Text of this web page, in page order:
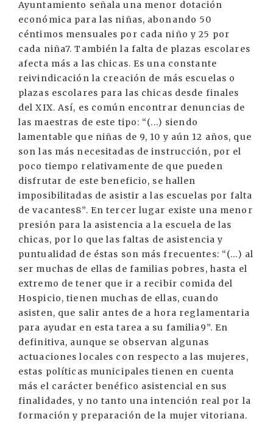
Ayuntamiento señala una menor dotación
económica para las niñas, abonando 50
céntimos mensuales por cada niño y 25 por
cada niña7. También la falta de plazas escolares
afecta más a las chicas. Es una constante
reivindicación la creación de más escuelas o
plazas escolares para las chicas desde finales
del XIX. Así, es común encontrar denuncias de
las maestras de este tipo: “(...) siendo
lamentable que niñas de 9, 10 y aún 12 años, que
son las más necesitadas de instrucción, por el
poco tiempo relativamente de que pueden
disfrutar de este beneficio, se hallen
imposibilitadas de asistir a las escuelas por falta
de vacantes8”. En tercer lugar existe una menor
presión para la asistencia a la escuela de las
chicas, por lo que las faltas de asistencia y
puntualidad de éstas son más frecuentes: “(...) al
ser muchas de ellas de familias pobres, hasta el
extremo de tener que ir a recibir comida del
Hospicio, tienen muchas de ellas, cuando
asisten, que salir antes de a hora reglamentaria
para ayudar en esta tarea a su familia9”. En
definitiva, aunque se observan algunas
actuaciones locales con respecto a las mujeres,
estas políticas municipales tienen en cuenta
más el carácter benéfico asistencial en sus
finalidades, y no tanto una intención real por la
formación y preparación de la mujer vitoriana.